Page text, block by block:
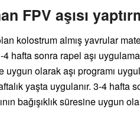
FPV aşısı
kolostrum almış yavrular
4 hafta sonra rapel aşı
uygun olarak aşı programı
yaşta uygulanır. 3-4 hafta
bağışıklık süresine uygun